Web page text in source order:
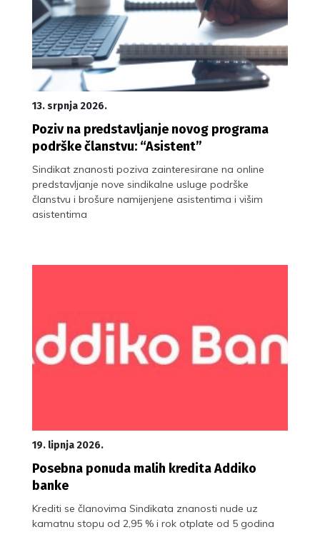
13. srpnja 2026.
Poziv na predstavljanje novog programa
podrške članstvu: “Asistent”
Sindikat znanosti poziva zainteresirane na online
predstavljanje nove sindikalne usluge podrške
članstvu i brošure namijenjene asistentima i višim
asistentima
19. lipnja 2026.
Posebna ponuda malih kredita Addiko
banke
Krediti se članovima Sindikata znanosti nude uz
kamatnu stopu od 2,95 % i rok otplate od 5 godina